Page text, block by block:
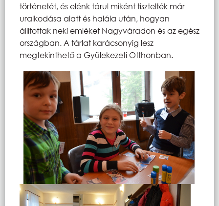
történetét, és elénk tárul miként tisztelték már
uralkodása alatt és halála után, hogyan
állítottak neki emléket Nagyváradon és az egész
országban. A tárlat karácsonyig lesz
megtekinthető a Gyülekezeti Otthonban.